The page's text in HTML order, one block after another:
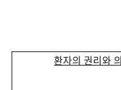
환자의 권리와